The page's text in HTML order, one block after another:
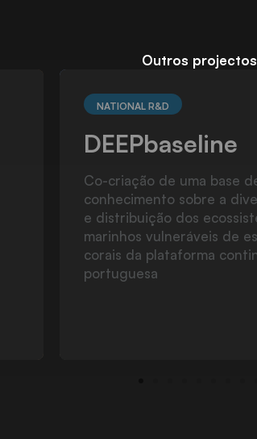
Outros projectos
TRANSNATIONAL R&D
MarinEye
A prototype for
oceanic monitoring